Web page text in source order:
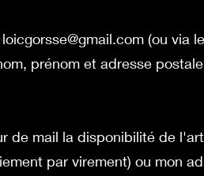
loicgorsse@gmail.com (ou via
prénom et adresse
de mail la disponibilité de
par virement) ou mon